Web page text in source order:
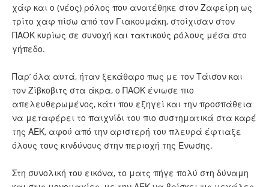
χάφ και ο (νέος) ρόλος που ανατέθηκε στον Ζαφείρη ως
τρίτο χαφ πίσω από τον Γιακουμάκη, στοίχισαν στον
ΠΑΟΚ κυρίως σε συνοχή και τακτικούς ρόλους μέσα στο
γήπεδο.
Παρ’ όλα αυτά, ήταν ξεκάθαρο πως με τον Τάισον και
τον Ζίβκοβιτς στα άκρα, ο ΠΑΟΚ ένιωσε πιο
απελευθερωμένος, κάτι που εξηγεί και την προσπάθεια
να μεταφέρει το παιχνίδι του πιο συστηματικά στα καρέ
της ΑΕΚ, αφού από την αριστερή του πλευρά έφτιαξε
όλους τους κινδύνους στην περιοχή της Ένωσης.
Στη συνολική του εικόνα, το ματς πήγε πολύ στη δύναμη